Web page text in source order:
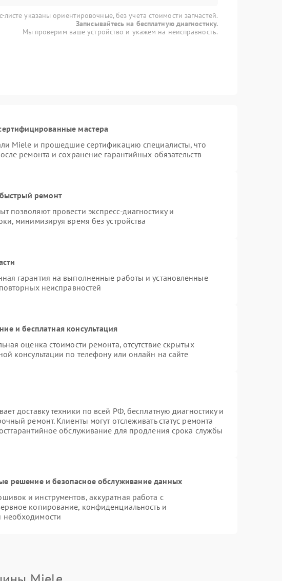
листе указаны ориентировочные, без учета стоимости запчастей.
Записывайтесь на бесплатную диагностику.
Мы проверим ваше устройство и укажем на неисправность.
мастера
Miele и прошедшие сертификацию специалисты, что
ремонта и сохранение гарантийных обязательств
ремонт
позволяют провести экспресс-диагностику и
минимизируя время без устройства
гарантия на выполненные работы и установленные
неисправностей
и бесплатная консультация
оценка стоимости ремонта, отсутствие скрытых
консультации по телефону или онлайн на сайте
доставку техники по всей РФ, бесплатную диагностику и
ремонт. Клиенты могут отслеживать статус ремонта
обслуживание для продления срока службы
решение и безопасное обслуживание данных
и инструментов, аккуратная работа с
копирование, конфиденциальность и
необходимости